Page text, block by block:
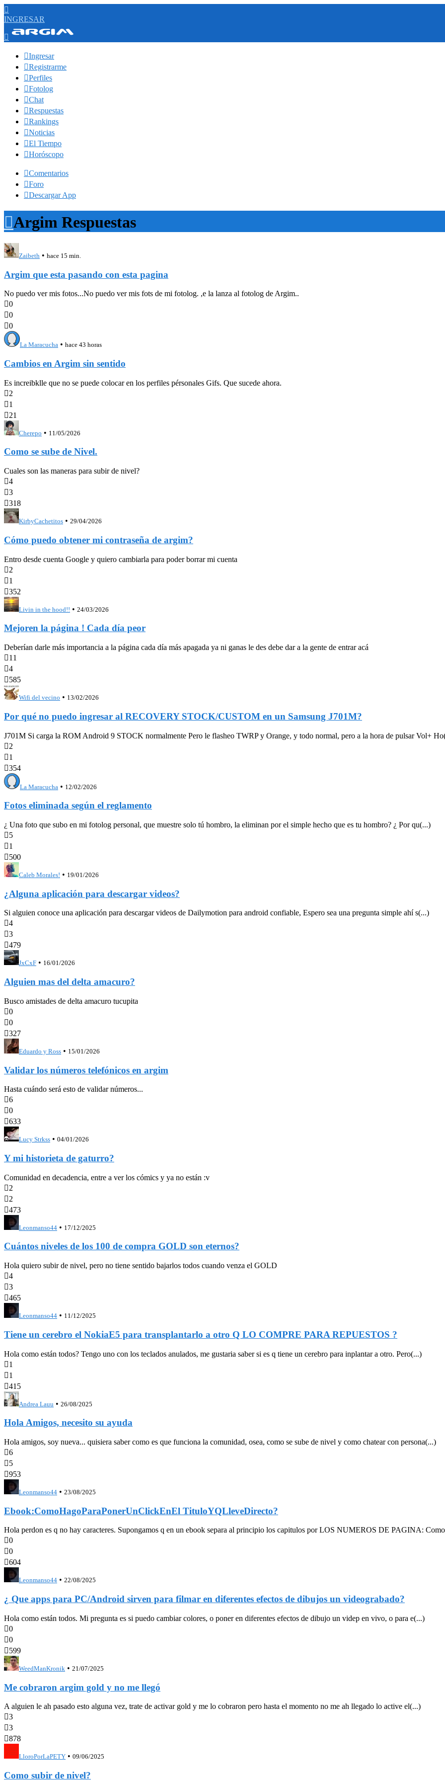

INGRESAR

Ingresar
Registrarme
Perfiles
Fotolog
Chat
Respuestas
Rankings
Noticias
El Tiempo
Horóscopo
Comentarios
Foro
Descargar App
Argim Respuestas
Zaibeth • hace 15 min.
Argim que esta pasando con esta pagina
No puedo ver mis fotos...No puedo ver mis fots de mi fotolog. ,e la lanza al fotolog de Argim..
0
0
0
La Maracucha • hace 43 horas
Cambios en Argim sin sentido
Es increibklle que no se puede colocar en los perfiles pérsonales Gifs. Que sucede ahora.
2
1
21
Cherepo • 11/05/2026
Como se sube de Nivel.
Cuales son las maneras para subir de nivel?
4
3
318
KirbyCachetitos • 29/04/2026
Cómo puedo obtener mi contraseña de argim?
Entro desde cuenta Google y quiero cambiarla para poder borrar mi cuenta
2
1
352
Livin in the hood!! • 24/03/2026
Mejoren la página ! Cada día peor
Deberían darle más importancia a la página cada día más apagada ya ni ganas le des debe dar a la gente de entrar acá
11
4
585
Wifi del vecino • 13/02/2026
Por qué no puedo ingresar al RECOVERY STOCK/CUSTOM en un Samsung J701M?
J701M Si carga la ROM Android 9 STOCK normalmente Pero le flasheo TWRP y Orange, y todo normal, pero a la hora de pulsar Vol+
2
1
354
La Maracucha • 12/02/2026
Fotos eliminada según el reglamento
¿ Una foto que subo en mi fotolog personal, que muestre solo tú hombro, la eliminan por el simple hecho que es tu hombro? ¿ Por qu(...)
5
1
500
Caleb Morales! • 19/01/2026
¿Alguna aplicación para descargar videos?
Si alguien conoce una aplicación para descargar videos de Dailymotion para android confiable, Espero sea una pregunta simple ahí s(...)
4
3
479
JxCxF • 16/01/2026
Alguien mas del delta amacuro?
Busco amistades de delta amacuro tucupita
0
0
327
Eduardo y Ross • 15/01/2026
Validar los números telefónicos en argim
Hasta cuándo será esto de validar números...
6
0
633
Lucy Strkss • 04/01/2026
Y mi historieta de gaturro?
Comunidad en decadencia, entre a ver los cómics y ya no están :v
2
2
473
Leonmanso44 • 17/12/2025
Cuántos niveles de los 100 de compra GOLD son eternos?
Hola quiero subir de nivel, pero no tiene sentido bajarlos todos cuando venza el GOLD
4
3
465
Leonmanso44 • 11/12/2025
Tiene un cerebro el NokiaE5 para transplantarlo a otro Q LO COMPRE PARA REPUESTOS ?
Hola como están todos? Tengo uno con los teclados anulados, me gustaria saber si es q tiene un cerebro para inplantar a otro. Pero(...)
1
1
415
Andrea Lauu • 26/08/2025
Hola Amigos, necesito su ayuda
Hola amigos, soy nueva... quisiera saber como es que funciona la comunidad, osea, como se sube de nivel y como chatear con persona(...)
6
5
953
Leonmanso44 • 23/08/2025
Ebook:ComoHagoParaPonerUnClickEnEl TituloYQLleveDirecto?
Hola perdon es q no hay caracteres. Supongamos q en un ebook separa al principio los capitulos por LOS NUMEROS DE PAGINA:
0
0
604
Leonmanso44 • 22/08/2025
¿ Que apps para PC/Android sirven para filmar en diferentes efectos de dibujos un videograbado?
Hola como están todos. Mi pregunta es si puedo cambiar colores, o poner en diferentes efectos de dibujo un videp en vivo, o para e(...)
0
0
599
WeedManKronik • 21/07/2025
Me cobraron argim gold y no me llegó
A alguien le ah pasado esto alguna vez, trate de activar gold y me lo cobraron pero hasta el momento no me ah llegado lo active el(...)
3
3
878
LloroPorLaPETY • 09/06/2025
Como subir de nivel?